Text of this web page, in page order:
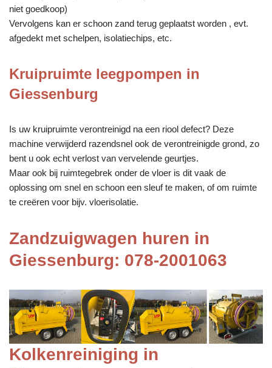
niet goedkoop)
Vervolgens kan er schoon zand terug geplaatst worden , evt.
afgedekt met schelpen, isolatiechips, etc.
Kruipruimte leegpompen in
Giessenburg
Is uw kruipruimte verontreinigd na een riool defect? Deze
machine verwijderd razendsnel ook de verontreinigde grond, zo
bent u ook echt verlost van vervelende geurtjes.
Maar ook bij ruimtegebrek onder de vloer is dit vaak de
oplossing om snel en schoon een sleuf te maken, of om ruimte
te creëren voor bijv. vloerisolatie.
Zandzuigwagen huren in
Giessenburg: 078-2001063
Kolkenreiniging in